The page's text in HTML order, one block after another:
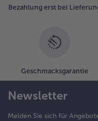
Bezahlung erst bei
Geschmacksgarantie
Newsletter
Melden Sie sich für